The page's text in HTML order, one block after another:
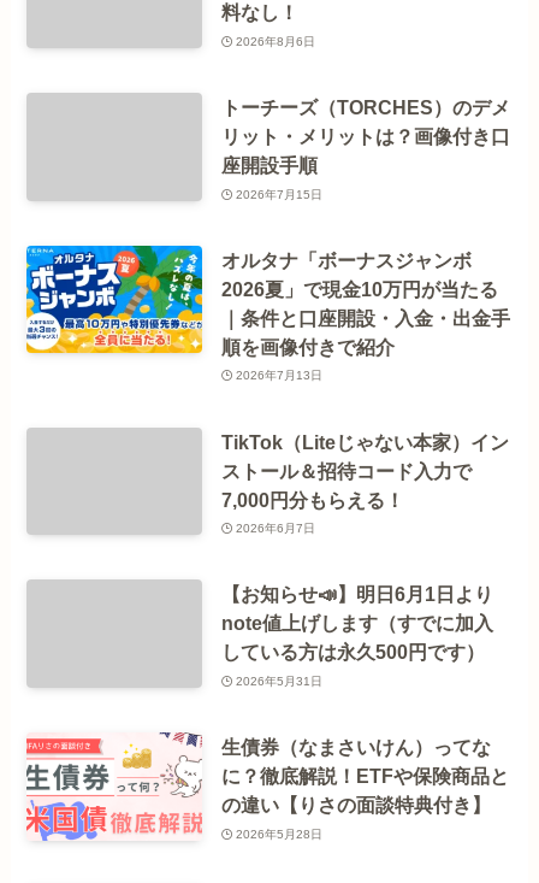
料なし！
2026年8月6日
トーチーズ（TORCHES）のデメ
リット・メリットは？画像付き口
座開設手順
2026年7月15日
オルタナ「ボーナスジャンボ
2026夏」で現金10万円が当たる
｜条件と口座開設・入金・出金手
順を画像付きで紹介
2026年7月13日
TikTok（Liteじゃない本家）イン
ストール＆招待コード入力で
7,000円分もらえる！
2026年6月7日
【お知らせ📣】明日6月1日より
note値上げします（すでに加入
している方は永久500円です）
2026年5月31日
生債券（なまさいけん）ってな
に？徹底解説！ETFや保険商品と
の違い【りさの面談特典付き】
2026年5月28日